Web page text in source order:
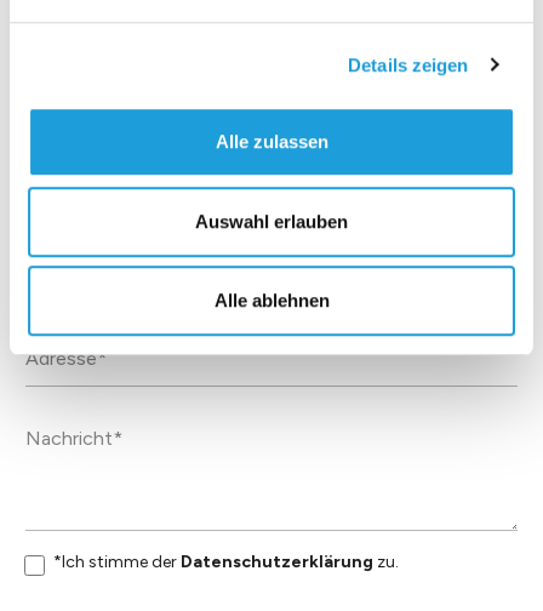
Details zeigen
Alle zulassen
Auswahl erlauben
Alle ablehnen
*Ich stimme der Datenschutzerklärung zu.